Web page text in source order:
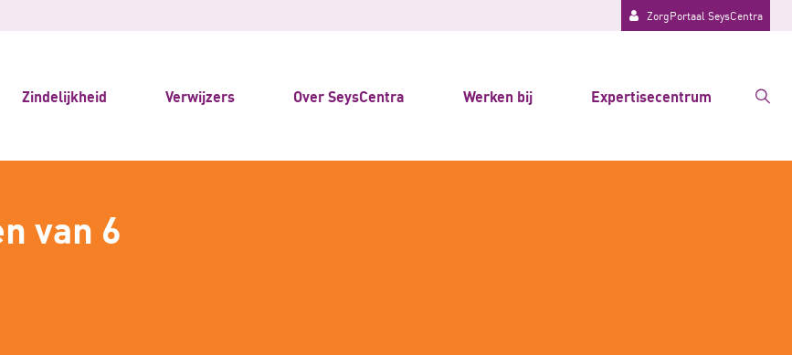
ZorgPortaal SeysCentra
Zindelijkheid Verwijzers Over SeysCentra Werken bij Expertisecentrum
van 6